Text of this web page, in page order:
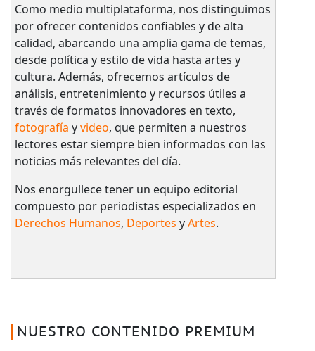
Como medio multiplataforma, nos distinguimos
por ofrecer contenidos confiables y de alta
calidad, abarcando una amplia gama de temas,
desde política y estilo de vida hasta artes y
cultura. Además, ofrecemos artículos de
análisis, entretenimiento y recursos útiles a
través de formatos innovadores en texto,
fotografía yvideo, que permiten a nuestros
lectores estar siempre bien informados con las
noticias más relevantes del día.
Nos enorgullece tener un equipo editorial
compuesto por periodistas especializados en
Derechos Humanos, Deportes yArtes.
NUESTRO CONTENIDO PREMIUM